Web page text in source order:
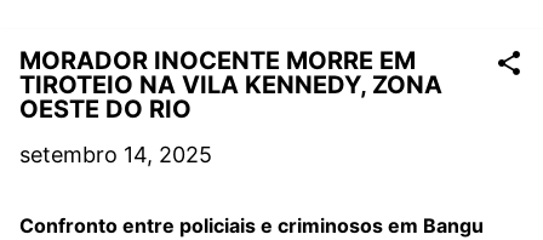
MORADOR INOCENTE MORRE EM
TIROTEIO NA VILA KENNEDY, ZONA
OESTE DO RIO
setembro 14, 2025
Confronto entre policiais e criminosos em Bangu